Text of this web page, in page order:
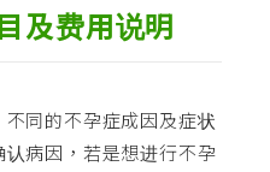
及费用说明
同的不孕症成因及症状
病因，若是想进行不孕